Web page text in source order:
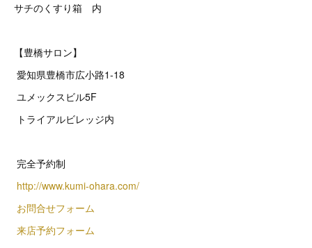
サチのくすり箱 内
【豊橋サロン】
愛知県豊橋市広小路1-18
ユメックスビル5F
トライアルビレッジ内
完全予約制
http://www.kumi-ohara.com/
お問合せフォーム
来店予約フォーム